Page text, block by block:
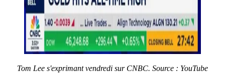
Tom Lee s'exprimant vendredi sur CNBC. Source : YouTube